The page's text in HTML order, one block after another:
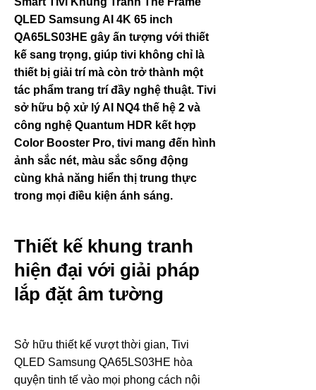
QLED Samsung AI 4K 65 inch
QA65LS03HE gây ấn tượng với thiết
kế sang trọng, giúp tivi không chỉ là
thiết bị giải trí mà còn trở thành một
tác phẩm trang trí đầy nghệ thuật. Tivi
sở hữu bộ xử lý AI NQ4 thế hệ 2 và
công nghệ Quantum HDR kết hợp
Color Booster Pro, tivi mang đến hình
ảnh sắc nét, màu sắc sống động
cùng khả năng hiển thị trung thực
trong mọi điều kiện ánh sáng.
Thiết kế khung tranh
hiện đại với giải pháp
lắp đặt âm tường
Sở hữu thiết kế vượt thời gian, Tivi
QLED Samsung QA65LS03HE hòa
quyện tinh tế vào mọi phong cách nội